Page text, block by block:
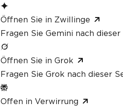
Öffnen Sie in Zwillinge
Fragen Sie Gemini nach
Öffnen Sie in Grok
Fragen Sie Grok nach dieser
Offen in Verwirrung